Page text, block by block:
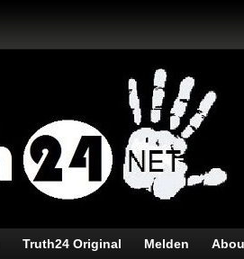
Truth24 Original Melden